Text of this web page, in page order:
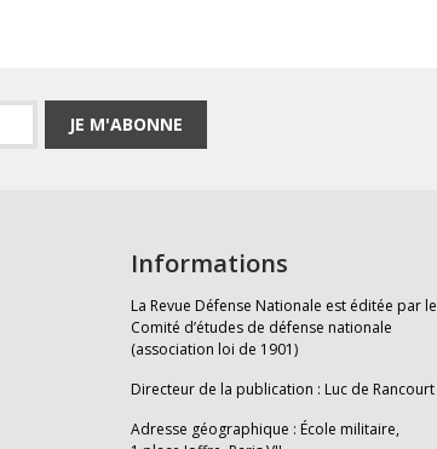
JE M'ABONNE
Informations
La Revue Défense Nationale est éditée par le
Comité d’études de défense nationale
(association loi de 1901)
Directeur de la publication : Luc de Rancourt
Adresse géographique : École militaire,